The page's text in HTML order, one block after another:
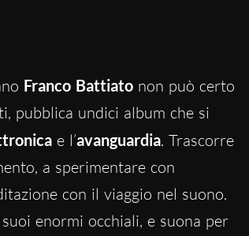
Franco Battiatonon può certo
pubblica undici album che si
e l’avanguardia. Trascorre
a sperimentare con
con il viaggio nel suono.
enormi occhiali, e suona per